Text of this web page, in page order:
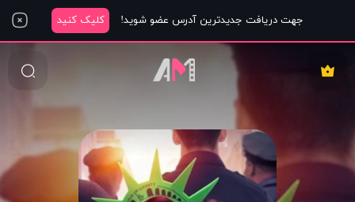
جهت دریافت جدیدترین آدرس عضو شوید! کلیک کنید